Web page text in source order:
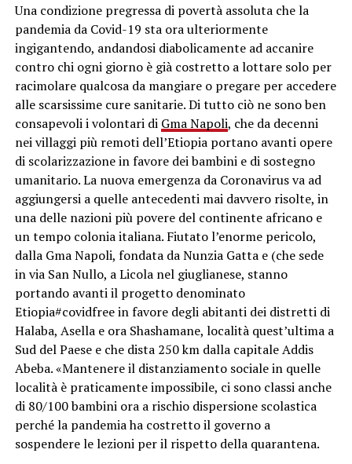
Una condizione pregressa di povertà assoluta che la
pandemia da Covid-19 sta ora ulteriormente
ingigantendo, andandosi diabolicamente ad accanire
contro chi ogni giorno è già costretto a lottare solo per
racimolare qualcosa da mangiare o pregare per accedere
alle scarsissime cure sanitarie. Di tutto ciò ne sono ben
consapevoli i volontari di Gma Napoli, che da decenni
nei villaggi più remoti dell’Etiopia portano avanti opere
di scolarizzazione in favore dei bambini e di sostegno
umanitario. La nuova emergenza da Coronavirus va ad
aggiungersi a quelle antecedenti mai davvero risolte, in
una delle nazioni più povere del continente africano e
un tempo colonia italiana. Fiutato l’enorme pericolo,
dalla Gma Napoli, fondata da Nunzia Gatta e (che sede
in via San Nullo, a Licola nel giuglianese, stanno
portando avanti il progetto denominato
Etiopia#covidfree in favore degli abitanti dei distretti di
Halaba, Asella e ora Shashamane, località quest’ultima a
Sud del Paese e che dista 250 km dalla capitale Addis
Abeba. «Mantenere il distanziamento sociale in quelle
località è praticamente impossibile, ci sono classi anche
di 80/100 bambini ora a rischio dispersione scolastica
perché la pandemia ha costretto il governo a
sospendere le lezioni per il rispetto della quarantena.